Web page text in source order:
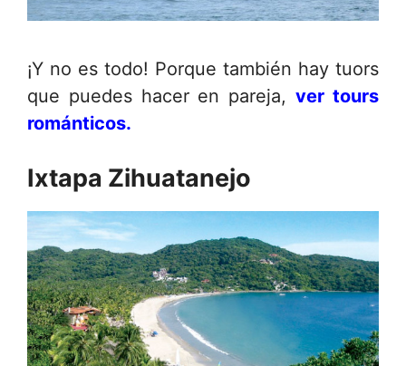
¡Y no es todo! Porque también hay tuors
que puedes hacer en pareja,ver tours
románticos.
Ixtapa Zihuatanejo